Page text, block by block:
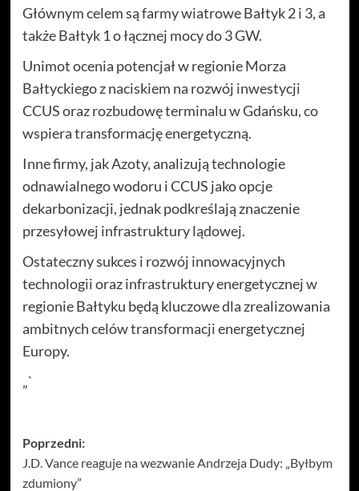
Głównym celem są farmy wiatrowe Bałtyk 2 i 3, a
także Bałtyk 1 o łącznej mocy do 3 GW.
Unimot ocenia potencjał w regionie Morza
Bałtyckiego z naciskiem na rozwój inwestycji
CCUS oraz rozbudowę terminalu w Gdańsku, co
wspiera transformację energetyczną.
Inne firmy, jak Azoty, analizują technologie
odnawialnego wodoru i CCUS jako opcje
dekarbonizacji, jednak podkreślają znaczenie
przesyłowej infrastruktury lądowej.
Ostateczny sukces i rozwój innowacyjnych
technologii oraz infrastruktury energetycznej w
regionie Bałtyku będą kluczowe dla zrealizowania
ambitnych celów transformacji energetycznej
Europy.
„`
Zobacz
wpisy
Poprzedni:
J.D. Vance reaguje na wezwanie Andrzeja Dudy: „Byłbym
zdumiony”